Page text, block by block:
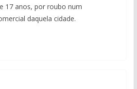
17 anos, por roubo num
daquela cidade.